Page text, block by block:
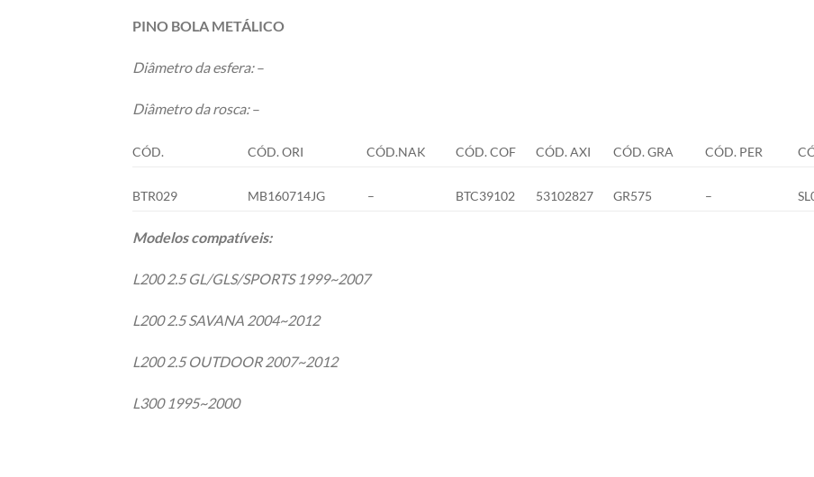
PINO BOLA METÁLICO
Diâmetro da esfera:–
Diâmetro da rosca:–
CÓD. CÓD. ORI CÓD.NAK CÓD. COF CÓD. AXI CÓD. GRA CÓD. PER
BTR029 MB160714JG – BTC39102 53102827 GR575 –
Modelos compatíveis:
L200 2.5 GL/GLS/SPORTS 1999~2007
L200 2.5 SAVANA 2004~2012
L200 2.5 OUTDOOR 2007~2012
L300 1995~2000